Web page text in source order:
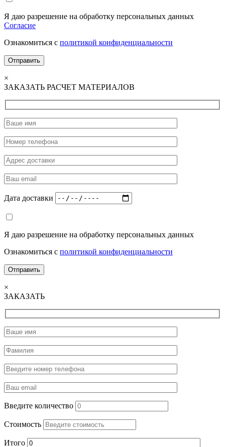
Я даю разрешение на обработку персональных данных
Согласие
Ознакомиться с политикой конфиденциальности
×
ЗАКАЗАТЬ РАСЧЕТ МАТЕРИАЛОВ
Дата доставки
Я даю разрешение на обработку персональных данных
Ознакомиться с политикой конфиденциальности
×
ЗАКАЗАТЬ
Введите количество
Стоимость
Итого